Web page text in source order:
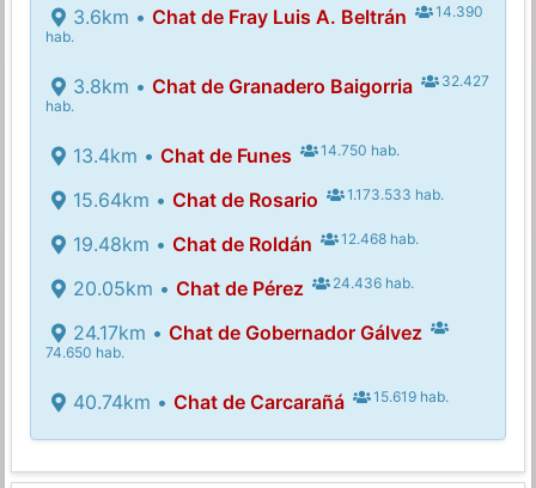
3.6km • Chat de Fray Luis A. Beltrán
14.390
hab.
3.8km • Chat de Granadero Baigorria
32.427
hab.
13.4km • Chat de Funes 14.750 hab.
15.64km • Chat de Rosario 1.173.533 hab.
19.48km • Chat de Roldán 12.468 hab.
20.05km • Chat de Pérez 24.436 hab.
24.17km • Chat de Gobernador Gálvez
74.650 hab.
40.74km • Chat de Carcarañá 15.619 hab.